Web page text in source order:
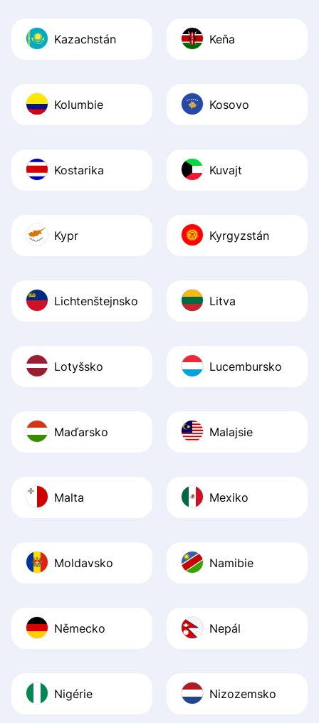
Kazachstán Keňa
Kolumbie Kosovo
Kostarika Kuvajt
Kypr Kyrgyzstán
Lichtenštejnsko Litva
Lotyšsko Lucembursko
Maďarsko Malajsie
Malta Mexiko
Moldavsko Namibie
Německo Nepál
Nigérie Nizozemsko